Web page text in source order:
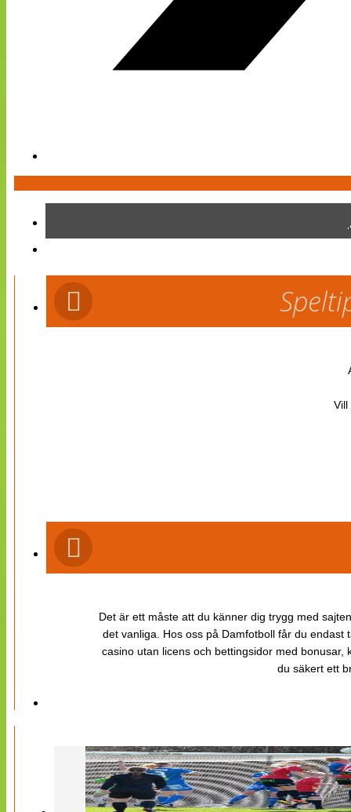
Vill
Det är ett måste att du känner dig trygg med
det vanliga. Hos oss på Damfotboll får du
casino utan licens och bettingsidor med
du säkert ett